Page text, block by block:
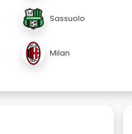
Sassuolo
Milan